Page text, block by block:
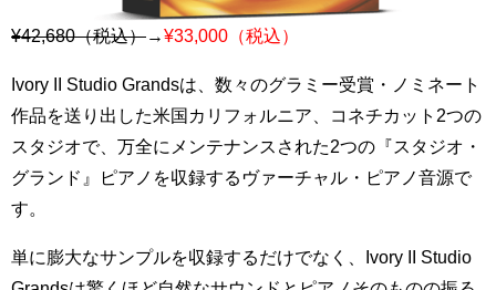
¥42,680（税込）→¥33,000（税込）
Ivory II Studio Grandsは、数々のグラミー受賞・ノミネート
作品を送り出した米国カリフォルニア、コネチカット2つの
スタジオで、万全にメンテナンスされた2つの『スタジオ・
グランド』ピアノを収録するヴァーチャル・ピアノ音源で
す。
単に膨大なサンプルを収録するだけでなく、Ivory II Studio